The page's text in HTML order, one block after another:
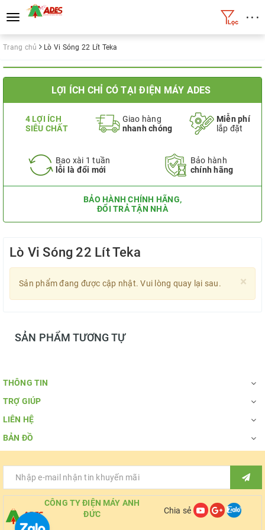
Toggle
navigation
• • •
Trang chủ Lò Vi Sóng 22 Lít Teka
LỢI ÍCH CHỈ CÓ TẠI ĐIỆN MÁY ADES
4 LỢI ÍCH
SIÊU CHẤT
Giao hàng
nhanh chóng
Miễn phí
lắp đặt
Bao xài 1 tuần
lỗi là đổi mới
Bảo hành
chính hãng
BẢO HÀNH CHÍNH HÃNG,
ĐỔI TRẢ TẬN NHÀ
Lò Vi Sóng 22 Lít Teka
×
Sản phẩm đang được cập nhật. Vui lòng quay lại sau.
SẢN PHẨM TƯƠNG TỰ
THÔNG TIN
TRỢ GIÚP
LIÊN HỆ
BẢN ĐỒ
CÔNG TY ĐIỆN MÁY ANH
ĐỨC
Chia sẻ